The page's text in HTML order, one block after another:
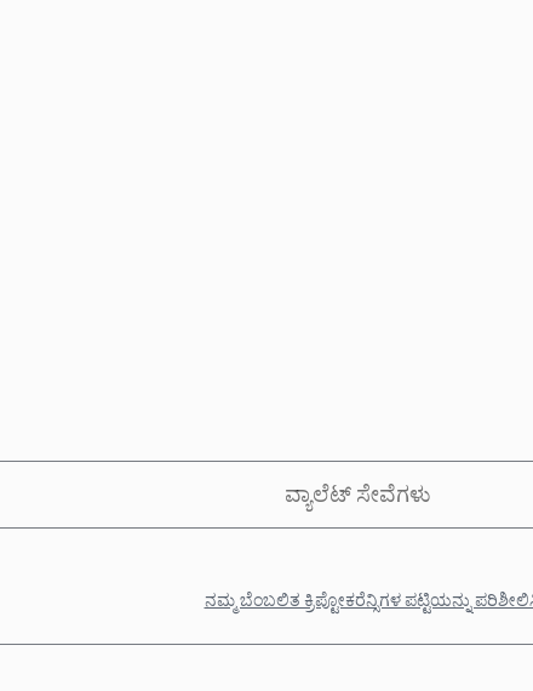
ವ್ಯಾಲೆಟ್ ಸೇವೆಗಳು
ನಮ್ಮ ಬೆಂಬಲಿತ ಕ್ರಿಪ್ಟೋಕರೆನ್ಸಿಗಳ ಪಟ್ಟಿಯನ್ನು